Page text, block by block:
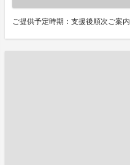
ご提供予定時期：支援後順次ご案内